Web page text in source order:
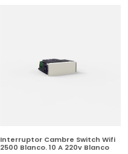
Interruptor Cambre Switch Wifi
2500 Blanco. 10 A 220v Blanco